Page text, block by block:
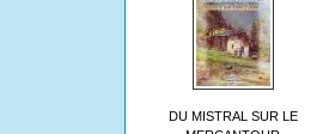
DU MISTRAL SUR LE